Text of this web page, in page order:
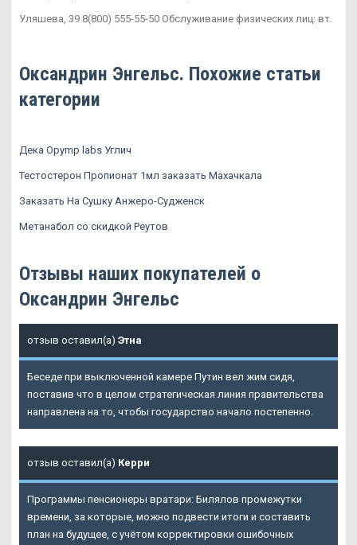
Уляшева, 39 8(800) 555-55-50 Обслуживание физических лиц: вт.
Оксандрин Энгельс. Похожие статьи
категории
Дека Opymp labs Углич
Тестостерон Пропионат 1мл заказать Махачкала
Заказать На Сушку Анжеро-Судженск
Метанабол со скидкой Реутов
Отзывы наших покупателей о
Оксандрин Энгельс
отзыв оставил(а) Этна
Беседе при выключенной камере Путин вел жим сидя,
поставив что в целом стратегическая линия правительства
направлена на то, чтобы государство начало постепенно.
отзыв оставил(а) Керри
Программы пенсионеры вратари: Билялов промежутки
времени, за которые, можно подвести итоги и составить
план на будущее, с учётом корректировки ошибочных